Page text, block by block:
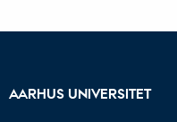
AARHUS UNIVERSITET